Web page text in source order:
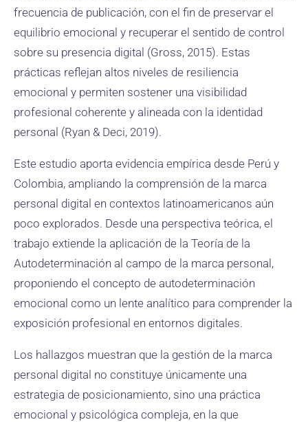
frecuencia de publicación, con el fin de preservar el
equilibrio emocional y recuperar el sentido de control
sobre su presencia digital (Gross, 2015). Estas
prácticas reflejan altos niveles de resiliencia
emocional y permiten sostener una visibilidad
profesional coherente y alineada con la identidad
personal (Ryan & Deci, 2019).
Este estudio aporta evidencia empírica desde Perú y
Colombia, ampliando la comprensión de la marca
personal digital en contextos latinoamericanos aún
poco explorados. Desde una perspectiva teórica, el
trabajo extiende la aplicación de la Teoría de la
Autodeterminación al campo de la marca personal,
proponiendo el concepto de autodeterminación
emocional como un lente analítico para comprender la
exposición profesional en entornos digitales.
Los hallazgos muestran que la gestión de la marca
personal digital no constituye únicamente una
estrategia de posicionamiento, sino una práctica
emocional y psicológica compleja, en la que